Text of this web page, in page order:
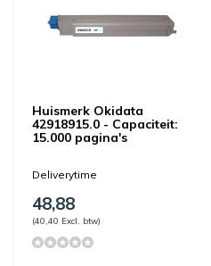
Huismerk Okidata
42918915.0 - Capaciteit:
15.000 pagina's
Deliverytime
48,88
(40,40 Excl. btw)